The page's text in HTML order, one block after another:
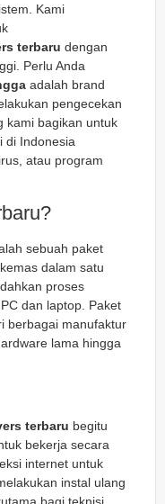
Kami
terbaru dengan
Perlu Anda
adalah brand
pengecekan
kami bagikan untuk
di Indonesia
atau program
sebuah paket
dalam satu
proses
dan laptop. Paket
berbagai manufaktur
lama hingga
terbaru begitu
bekerja secara
internet untuk
instal ulang